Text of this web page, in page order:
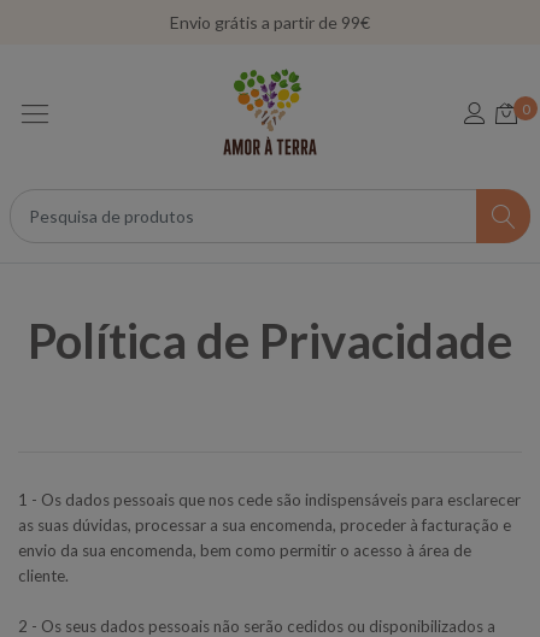
Envio grátis a partir de 99€
0
Política de Privacidade
1 - Os dados pessoais que nos cede são indispensáveis para esclarecer
as suas dúvidas, processar a sua encomenda, proceder à facturação e
envio da sua encomenda, bem como permitir o acesso à área de
cliente.
2 - Os seus dados pessoais não serão cedidos ou disponibilizados a